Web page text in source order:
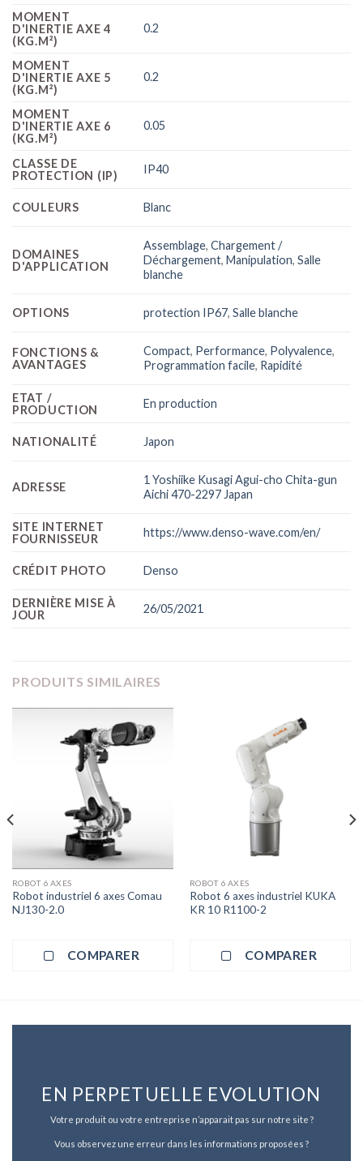
MOMENT
D'INERTIE AXE 4
(KG.M²)
0.2
MOMENT
D'INERTIE AXE 5
(KG.M²)
0.2
MOMENT
D'INERTIE AXE 6
(KG.M²)
0.05
CLASSE DE
PROTECTION (IP)
IP40
COULEURS Blanc
DOMAINES
D'APPLICATION
Assemblage,Chargement /
Déchargement,Manipulation,Salle
blanche
OPTIONS protection IP67,Salle blanche
FONCTIONS &
AVANTAGES
Compact, Performance, Polyvalence,
Programmation facile, Rapidité
ETAT /
PRODUCTION
En production
NATIONALITÉ Japon
ADRESSE
1 Yoshiike Kusagi Agui-cho Chita-gun
Aichi 470-2297 Japan
SITE INTERNET
FOURNISSEUR
https://www.denso-wave.com/en/
CRÉDIT PHOTO Denso
DERNIÈRE MISE À
JOUR
26/05/2021
PRODUITS SIMILAIRES
ROBOT 6 AXES
Robot industriel 6 axes Comau
NJ130-2.0
COMPARER
ROBOT 6 AXES
Robot 6 axes industriel KUKA
KR 10 R1100-2
COMPARER
EN PERPETUELLE EVOLUTION
Votre produit ou votre entreprise n’apparait pas sur notre site ?
Vous observez une erreur dans les informations proposées ?